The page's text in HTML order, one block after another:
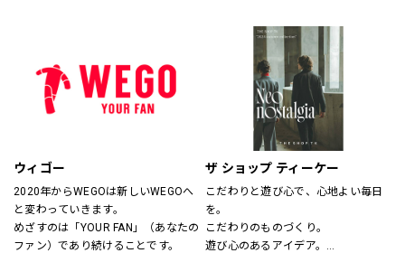
い。
しいビジネスユースな仕事服として
提案しています。
“選ぶ・着る・楽しむ”をテーマに
「合理的に選ぶ事」「楽しく選ぶ
事」その両者がまったく矛盾しない
事を証明する、スーツの新しい買い
方そのものをデザインしたショップ
です。
ウィゴー
2020年からWEGOは新しいWEGOへ
と変わっていきます。
めざすのは「YOUR FAN」（あなたの
ファン）であり続けることです。
ザ ショップ ティーケー
こだわりと遊び心で、心地よい毎日
を。
こだわりのものづくり。
遊び心のあるアイデア。